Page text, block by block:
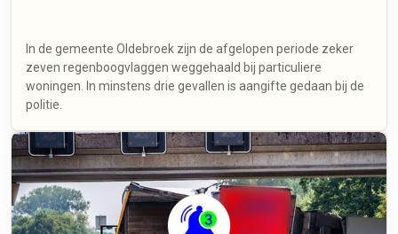
In de gemeente Oldebroek zijn de afgelopen periode zeker
zeven regenboogvlaggen weggehaald bij particuliere
woningen. In minstens drie gevallen is aangifte gedaan bij de
politie.